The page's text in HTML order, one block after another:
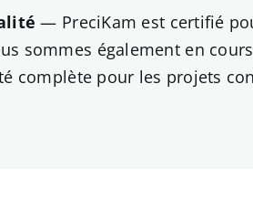
— PreciKam est certifié
sommes également en
complète pour les projets